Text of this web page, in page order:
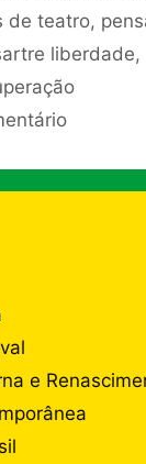
de teatro,
liberdade,
e